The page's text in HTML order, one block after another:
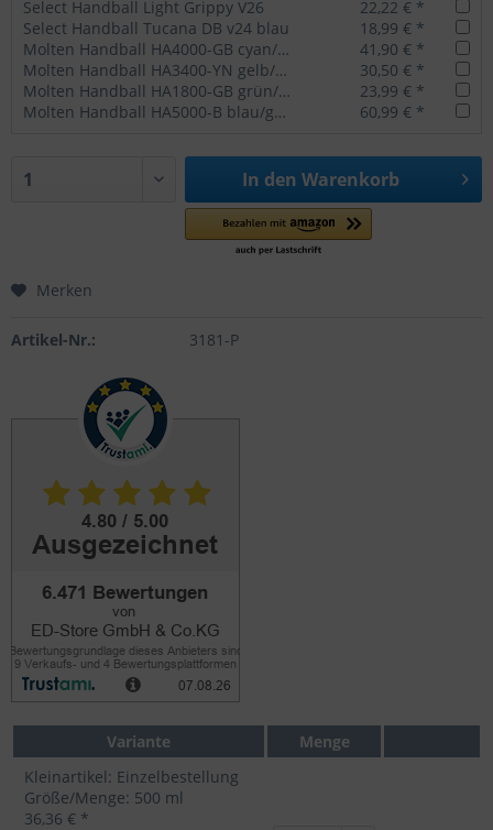
Select Handball Light Grippy V26
22,22 € *
Select Handball Tucana DB v24 blau
18,99 € *
Molten Handball HA4000-GB cyan/blau
41,90 € *
Molten Handball HA3400-YN gelb/blau
30,50 € *
Molten Handball HA1800-GB grün/blau
23,99 € *
Molten Handball HA5000-B blau/gold
60,99 € *
In den Warenkorb
Merken
Artikel-Nr.: 3181-P
Variante
Menge
Kleinartikel: Einzelbestellung
Größe/Menge: 500 ml
36,36 € *